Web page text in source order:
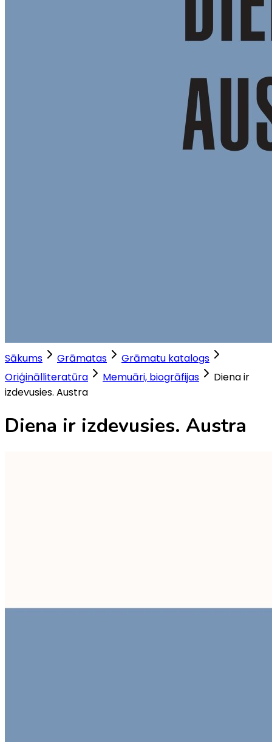
Sākums Grāmatas
Grāmatu katalogs
Oriģinālliteratūra
Memuāri, biogrāfijas
Diena ir
izdevusies. Austra
Diena ir izdevusies. Austra